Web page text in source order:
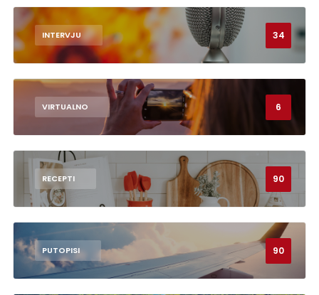
INTERVJU 34
VIRTUALNO 6
RECEPTI 90
PUTOPISI 90